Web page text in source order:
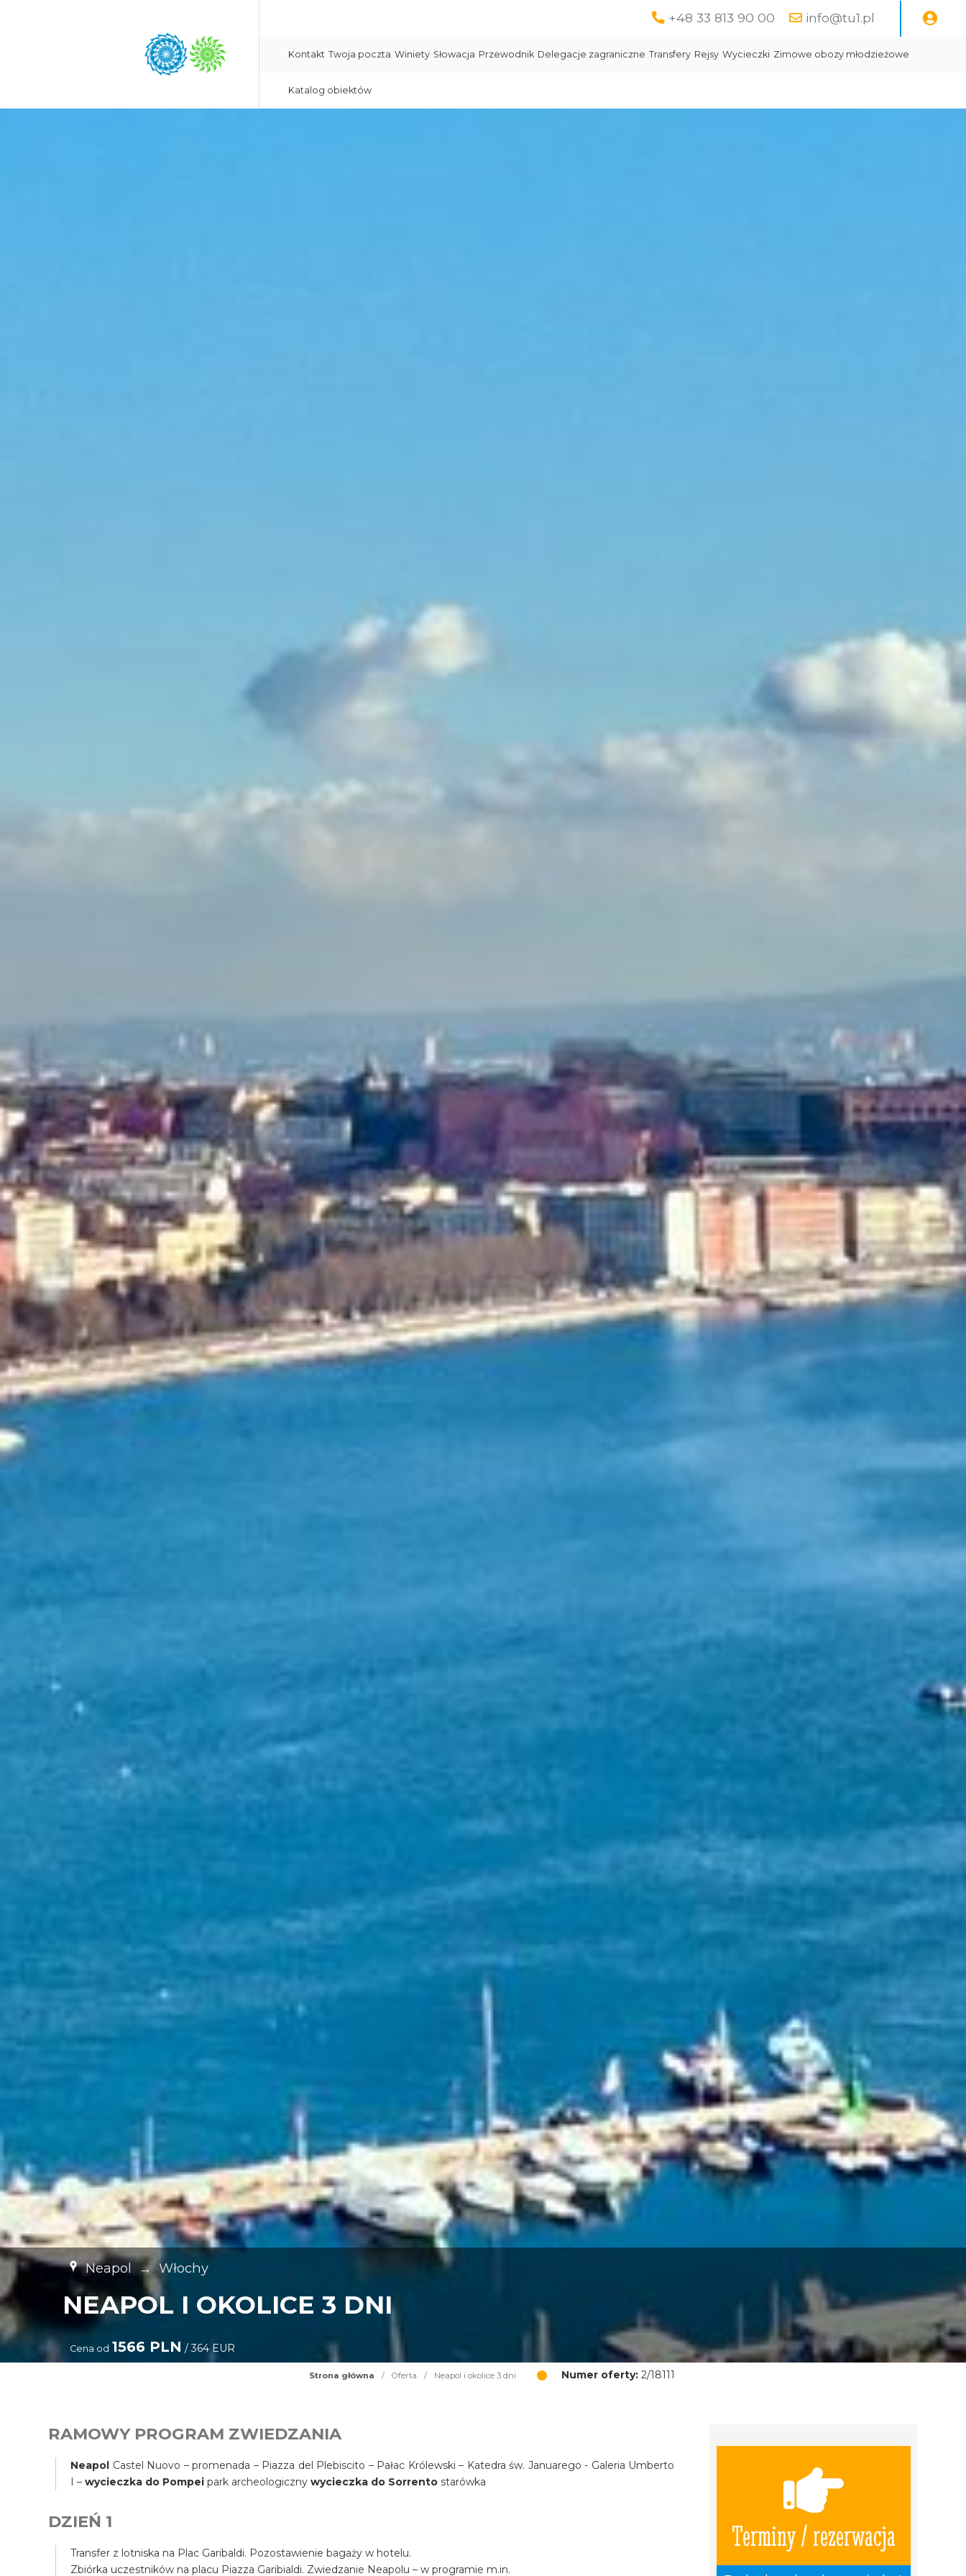
+48 33 813 90 00 info@tu1.pl
Kontakt Twoja poczta Winiety Słowacja Przewodnik Delegacje zagraniczne Transfery Rejsy Wycieczki Zimowe obozy młodzieżowe
Katalog obiektów
Neapol → Włochy
NEAPOL I OKOLICE 3 DNI
Cena od 1566 PLN / 364 EUR
Strona główna / Oferta / Neapol i okolice 3 dni Numer oferty: 2/18111
Terminy / rezerwacja
RAMOWY PROGRAM ZWIEDZANIA
Neapol Castel Nuovo – promenada – Piazza del Plebiscito – Pałac Królewski – Katedra św. Januarego - Galeria Umberto
I –wycieczka do Pompeipark archeologicznywycieczka do Sorrento starówka
DZIEŃ 1
Transfer z lotniska na Plac Garibaldi. Pozostawienie bagaży w hotelu.
Zbiórka uczestników na placu Piazza Garibialdi. Zwiedzanie Neapolu – w programie m.in.